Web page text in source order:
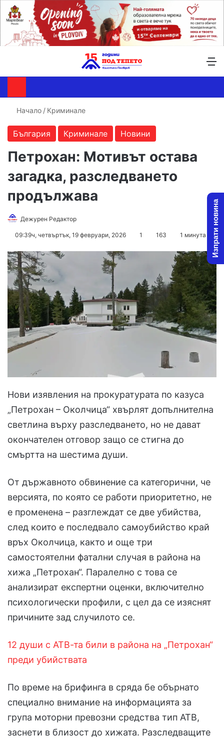
Начало / Криминале
България Криминале Новини
Петрохан: Мотивът остава
загадка, разследването
продължава
Дежурен Редактор
09:39ч, четвъртък, 19 февруари, 2026 1 163 1 минута
Нови изявления на прокуратурата по казуса
„Петрохан – Околчица“ хвърлят допълнителна
светлина върху разследването, но не дават
окончателен отговор защо се стигна до
смъртта на шестима души.
От държавното обвинение са категорични, че
версията, по която се работи приоритетно, не
е променена – разглеждат се две убийства,
след които е последвало самоубийство край
връх Околчица, както и още три
самостоятелни фатални случая в района на
хижа „Петрохан“. Паралелно с това се
анализират експертни оценки, включително
психологически профили, с цел да се изяснят
причините зад случилото се.
12 души с АТВ-та били в района на „Петрохан“
преди убийствата
По време на брифинга в сряда бе обърнато
специално внимание на информацията за
група моторни превозни средства тип АТВ,
заснети в близост до хижата. Разследващите
Изпрати новина